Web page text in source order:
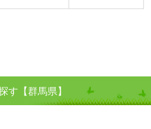
す【群馬県】